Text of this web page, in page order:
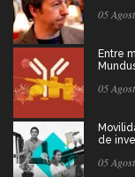
05
Entre
05
de
05